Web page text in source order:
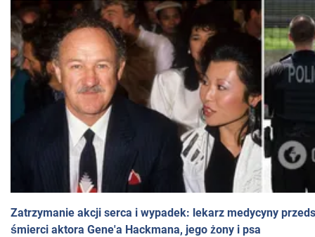
Zatrzymanie akcji serca i wypadek: lekarz medycyny
śmierci aktora Gene'a Hackmana, jego żony i psa